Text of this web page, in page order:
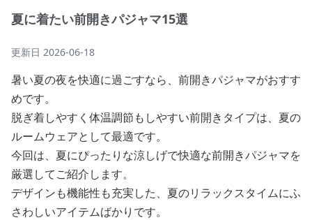
夏に着たい前開きパジャマ15選
更新日 2026-06-18
暑い夏の夜を快適に過ごすなら、前開きパジャマがおすす
めです。
脱ぎ着しやすく体温調節もしやすい前開きタイプは、夏の
ルームウェアとして最適です。
今回は、夏にぴったりな涼しげで快適な前開きパジャマを
厳選してご紹介します。
デザインも機能性も充実した、夏のリラックスタイムにふ
さわしいアイテムばかりです。